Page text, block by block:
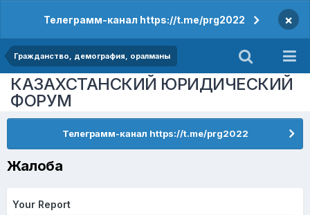
Телеграмм-канал https://t.me/prg2022 ×
Гражданство, демография, оралманы
КАЗАХСТАНСКИЙ ЮРИДИЧЕСКИЙ
ФОРУМ
Телеграмм-канал https://t.me/prg2022
Жалоба
Your Report